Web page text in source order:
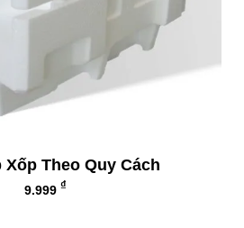
Xốp Theo Quy Cách
9.999 ₫